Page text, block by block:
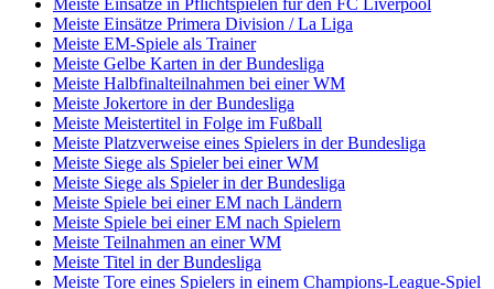
Meiste Einsätze in Pflichtspielen für den FC Liverpool
Meiste Einsätze Primera Division / La Liga
Meiste EM-Spiele als Trainer
Meiste Gelbe Karten in der Bundesliga
Meiste Halbfinalteilnahmen bei einer WM
Meiste Jokertore in der Bundesliga
Meiste Meistertitel in Folge im Fußball
Meiste Platzverweise eines Spielers in der Bundesliga
Meiste Siege als Spieler bei einer WM
Meiste Siege als Spieler in der Bundesliga
Meiste Spiele bei einer EM nach Ländern
Meiste Spiele bei einer EM nach Spielern
Meiste Teilnahmen an einer WM
Meiste Titel in der Bundesliga
Meiste Tore eines Spielers in einem Champions-League-Spiel